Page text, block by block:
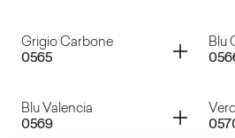
Grigio Carbone
0565
Container
Blu
Blu Valencia
0569
Container